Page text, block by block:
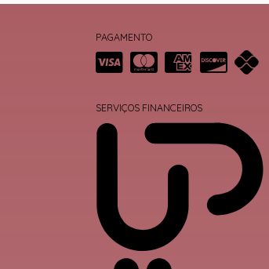
PAGAMENTO
SERVIÇOS FINANCEIROS